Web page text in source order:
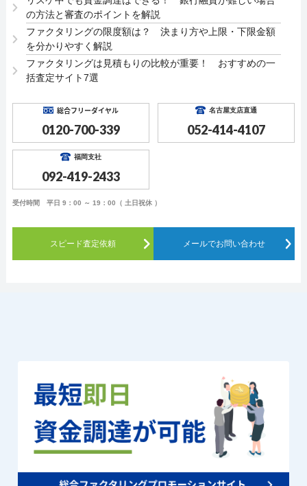
の方法と審査のポイントを解説
ファクタリングの限度額は？ 決まり方や上限・下限金額
を分かりやすく解説
ファクタリングは見積もりの比較が重要！ おすすめの一
括査定サイト7選
総合フリーダイヤル
0120-700-339
名古屋支店直通
052-414-4107
福岡支社
092-419-2433
受付時間 平日 9：00 ～ 19：00（ 土日祝休 ）
スピード査定依頼 メールでお問い合わせ